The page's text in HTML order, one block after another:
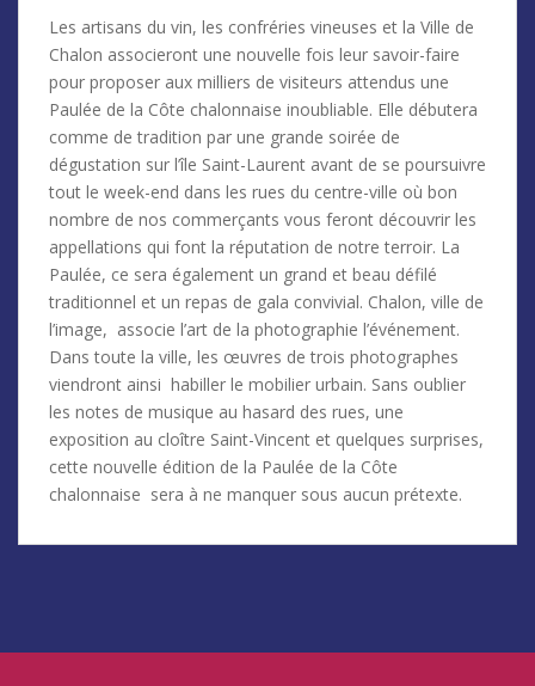
Les artisans du vin, les confréries vineuses et la Ville de
Chalon associeront une nouvelle fois leur savoir-faire
pour proposer aux milliers de visiteurs attendus une
Paulée de la Côte chalonnaise inoubliable. Elle débutera
comme de tradition par une grande soirée de
dégustation sur l’île Saint-Laurent avant de se poursuivre
tout le week-end dans les rues du centre-ville où bon
nombre de nos commerçants vous feront découvrir les
appellations qui font la réputation de notre terroir. La
Paulée, ce sera également un grand et beau défilé
traditionnel et un repas de gala convivial. Chalon, ville de
l’image, associe l’art de la photographie l’événement.
Dans toute la ville, les œuvres de trois photographes
viendront ainsi habiller le mobilier urbain. Sans oublier
les notes de musique au hasard des rues, une
exposition au cloître Saint-Vincent et quelques surprises,
cette nouvelle édition de la Paulée de la Côte
chalonnaise sera à ne manquer sous aucun prétexte.